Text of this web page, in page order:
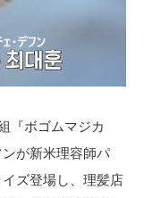
『ボゴムマジカ
が新米理容師パ
ズ登場し、理髪店